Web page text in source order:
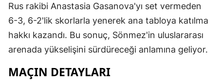
Rus rakibi Anastasia Gasanova'yı set vermeden
6-3, 6-2'lik skorlarla yenerek ana tabloya katılma
hakkı kazandı. Bu sonuç, Sönmez'in uluslararası
arenada yükselişini sürdüreceği anlamına geliyor.
MAÇIN DETAYLARI